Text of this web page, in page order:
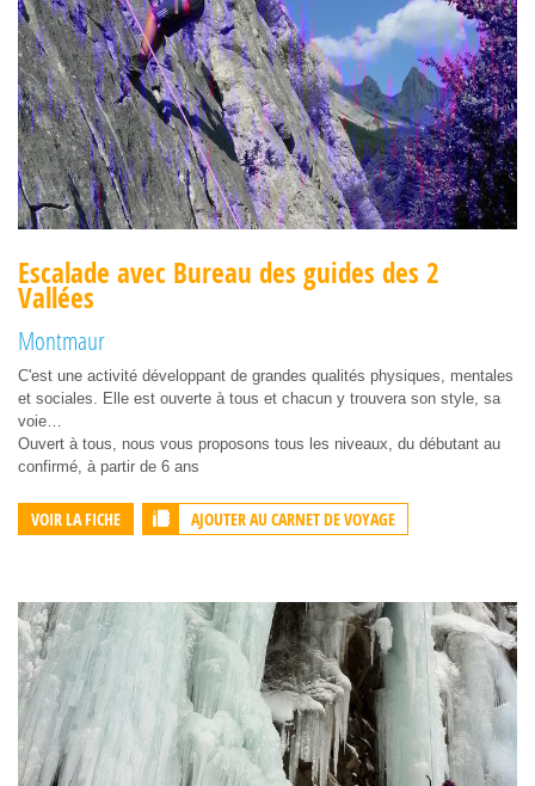
Escalade avec Bureau des guides des 2
Vallées
Montmaur
C'est une activité développant de grandes qualités physiques, mentales
et sociales. Elle est ouverte à tous et chacun y trouvera son style, sa
voie…
Ouvert à tous, nous vous proposons tous les niveaux, du débutant au
confirmé, à partir de 6 ans
VOIR LA FICHE AJOUTER AU CARNET DE VOYAGE